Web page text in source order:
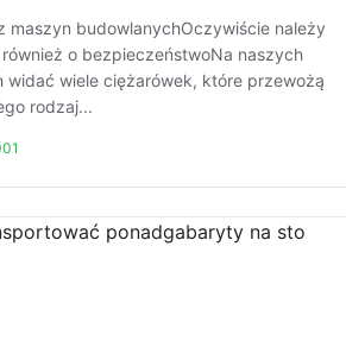
maszyn budowlanychOczywiście należy
o bezpieczeństwoNa naszych
widać wiele ciężarówek, które przewożą
rodzaj...